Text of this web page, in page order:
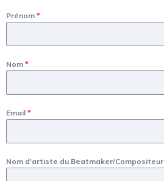
Prénom *
Nom *
Email *
Nom d'artiste du Beatmaker/Compositeur